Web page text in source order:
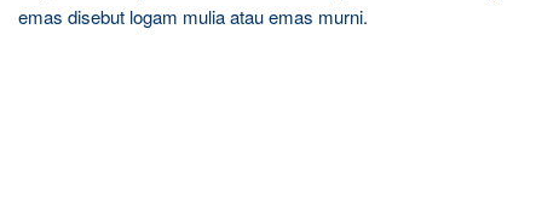
emas disebut logam mulia atau emas murni.